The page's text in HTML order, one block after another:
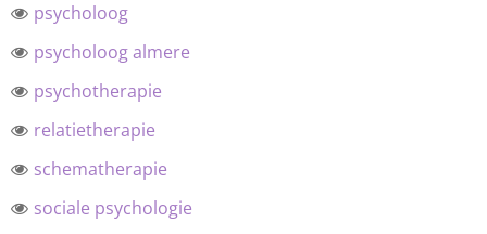
psycholoog
psycholoog almere
psychotherapie
relatietherapie
schematherapie
sociale psychologie